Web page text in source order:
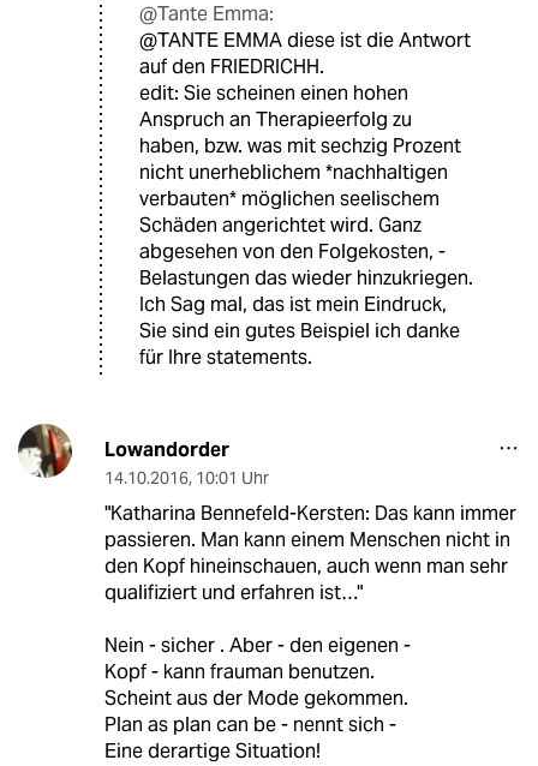
@Tante Emma:
@TANTE EMMA diese ist die Antwort
auf den FRIEDRICHH.
edit: Sie scheinen einen hohen
Anspruch an Therapieerfolg zu
haben, bzw. was mit sechzig Prozent
nicht unerheblichem *nachhaltigen
verbauten* möglichen seelischem
Schäden angerichtet wird. Ganz
abgesehen von den Folgekosten, -
Belastungen das wieder hinzukriegen.
Ich Sag mal, das ist mein Eindruck,
Sie sind ein gutes Beispiel ich danke
für Ihre statements.
Lowandorder
14.10.2016, 10:01 Uhr
"Katharina Bennefeld-Kersten: Das kann immer
passieren. Man kann einem Menschen nicht in
den Kopf hineinschauen, auch wenn man sehr
qualifiziert und erfahren ist…"
Nein - sicher . Aber - den eigenen -
Kopf - kann frauman benutzen.
Scheint aus der Mode gekommen.
Plan as plan can be - nennt sich -
Eine derartige Situation!